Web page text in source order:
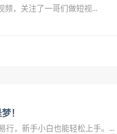
频，关注了一哥们做短视...
！
行，新手小白也能轻松上手。...